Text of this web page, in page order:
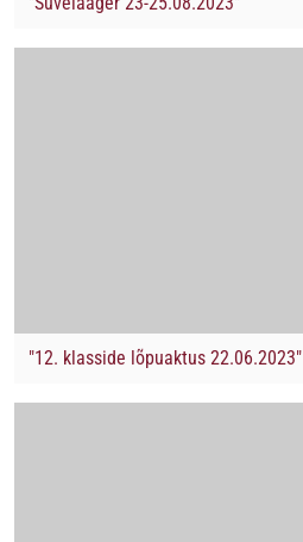
"12. klasside lõpuaktus 22.06.2023"